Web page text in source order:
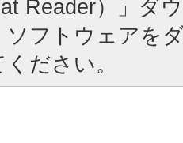
Reader）」ダ
ソフトウェアを
ださい。